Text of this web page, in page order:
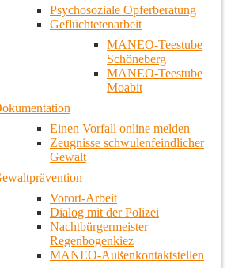
Psychosoziale Opferberatung
Geflüchtetenarbeit
MANEO-Teestube
Schöneberg
MANEO-Teestube
Moabit
Einen Vorfall online melden
Zeugnisse schwulenfeindlicher
Gewalt
Vorort-Arbeit
Dialog mit der Polizei
Nachtbürgermeister
Regenbogenkiez
MANEO-Außenkontaktstellen